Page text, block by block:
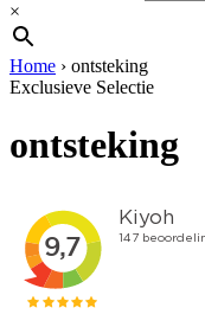
×
Home › ontsteking
Exclusieve Selectie
ontsteking